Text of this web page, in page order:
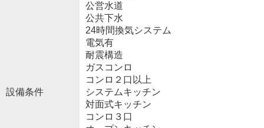
設備条件
公営水道
公共下水
24時間換気システム
電気有
耐震構造
ガスコンロ
コンロ２口以上
システムキッチン
対面式キッチン
コンロ３口